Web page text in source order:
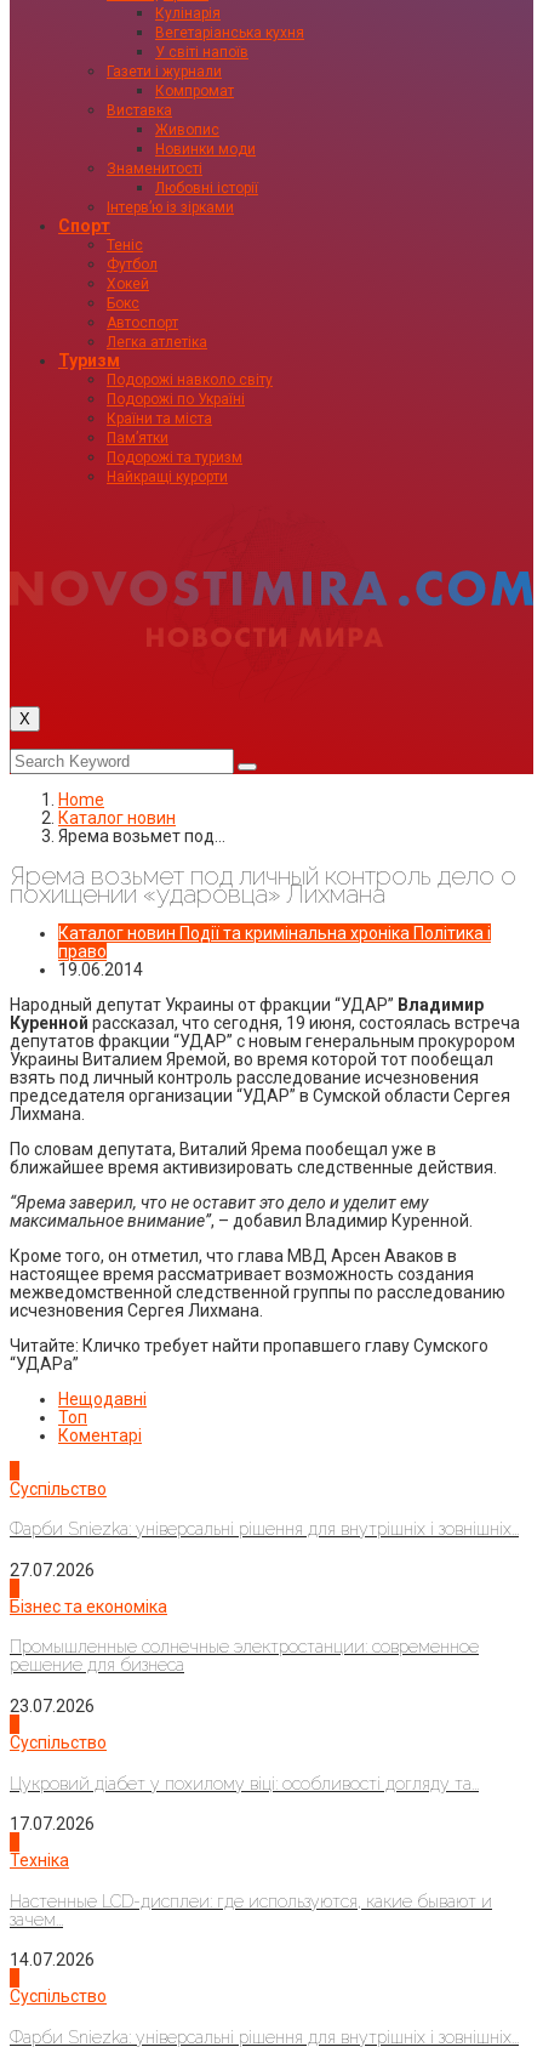
Кулінарія
Вегетаріанська кухня
У світі напоїв
Газети і журнали
Компромат
Виставка
Живопис
Новинки моди
Знаменитості
Любовні історії
Інтервʼю із зірками
Спорт
Теніс
Футбол
Хокей
Бокс
Автоспорт
Легка атлетіка
Туризм
Подорожі навколо світу
Подорожі по Україні
Країни та міста
Пам’ятки
Подорожі та туризм
Найкращі курорти
X
Home
Каталог новин
Ярема возьмет под…
Ярема возьмет под личный контроль дело о
похищении «ударовца» Лихмана
Каталог новин Події та кримінальна хроніка Політика і
право
19.06.2014
Народный депутат Украины от фракции “УДАР” Владимир
Куренной рассказал, что сегодня, 19 июня, состоялась встреча
депутатов фракции “УДАР” с новым генеральным прокурором
Украины Виталием Яремой, во время которой тот пообещал
взять под личный контроль расследование исчезновения
председателя организации “УДАР” в Сумской области Сергея
Лихмана.
По словам депутата, Виталий Ярема пообещал уже в
ближайшее время активизировать следственные действия.
“Ярема заверил, что не оставит это дело и уделит ему
максимальное внимание”, – добавил Владимир Куренной.
Кроме того, он отметил, что глава МВД Арсен Аваков в
настоящее время рассматривает возможность создания
межведомственной следственной группы по расследованию
исчезновения Сергея Лихмана.
Читайте: Кличко требует найти пропавшего главу Сумского
“УДАРа”
Нещодавні
Топ
Коментарі
Суспільство
Фарби Sniezka: універсальні рішення для внутрішніх і зовнішніх...
27.07.2026
Бізнес та економіка
Промышленные солнечные электростанции: современное
решение для бизнеса
23.07.2026
Суспільство
Цукровий діабет у похилому віці: особливості догляду та...
17.07.2026
Техніка
Настенные LCD-дисплеи: где используются, какие бывают и
зачем...
14.07.2026
Суспільство
Фарби Sniezka: універсальні рішення для внутрішніх і зовнішніх...